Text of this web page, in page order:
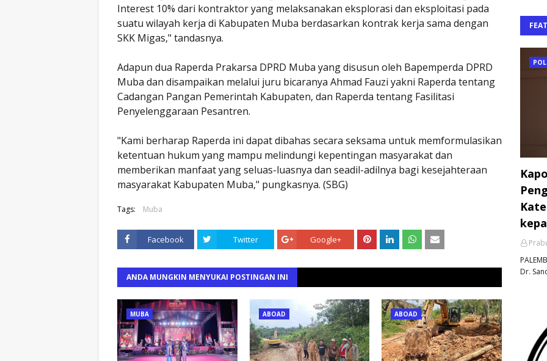
Interest 10% dari kontraktor yang melaksanakan eksplorasi dan eksploitasi pada
suatu wilayah kerja di Kabupaten Muba berdasarkan kontrak kerja sama dengan
SKK Migas," tandasnya.
Adapun dua Raperda Prakarsa DPRD Muba yang disusun oleh Bapemperda DPRD
Muba dan disampaikan melalui juru bicaranya Ahmad Fauzi yakni Raperda tentang
Cadangan Pangan Pemerintah Kabupaten, dan Raperda tentang Fasilitasi
Penyelenggaraan Pesantren.
"Kami berharap Raperda ini dapat dibahas secara seksama untuk memformulasikan
ketentuan hukum yang mampu melindungi kepentingan masyarakat dan
memberikan manfaat yang seluas-luasnya dan seadil-adilnya bagi kesejahteraan
masyarakat Kabupaten Muba," pungkasnya. (SBG)
Tags: Muba
Facebook Twitter Google+
ANDA MUNGKIN MENYUKAI POSTINGAN INI
MUBA ABOAD ABOAD
Dr.